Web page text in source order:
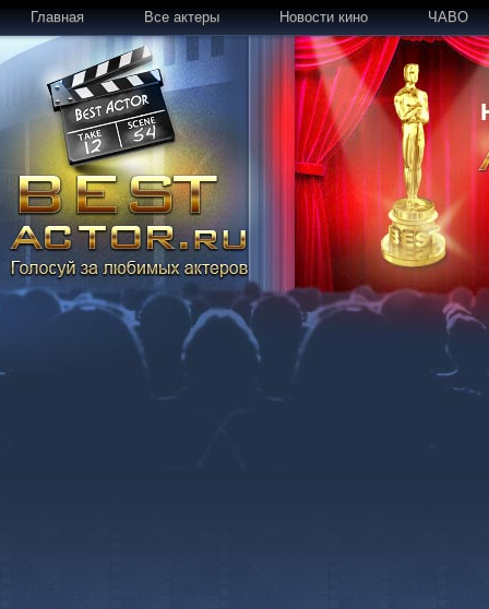
Главная Все актеры Новости кино ЧАВО